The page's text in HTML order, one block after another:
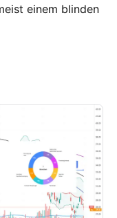
einem blinden
vermutlich
man diese